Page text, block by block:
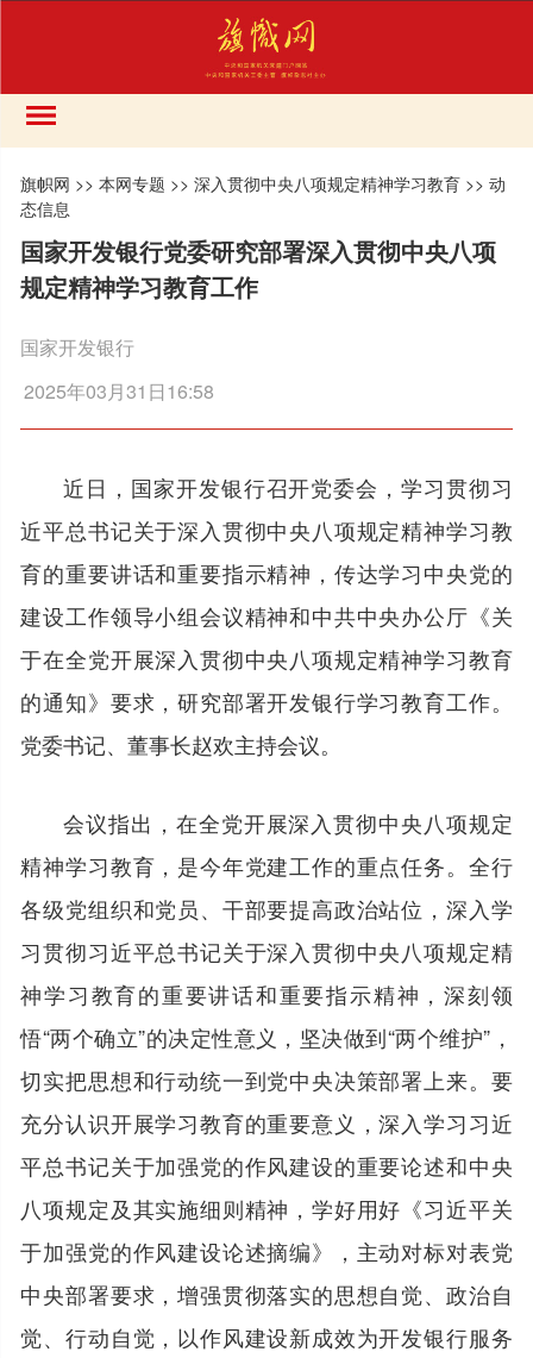
旗帜网 >>本网专题 >>深入贯彻中央八项规定精神学习教育 >>动
态信息
国家开发银行党委研究部署深入贯彻中央八项
规定精神学习教育工作
国家开发银行
2025年03月31日16:58
近日，国家开发银行召开党委会，学习贯彻习
近平总书记关于深入贯彻中央八项规定精神学习教
育的重要讲话和重要指示精神，传达学习中央党的
建设工作领导小组会议精神和中共中央办公厅《关
于在全党开展深入贯彻中央八项规定精神学习教育
的通知》要求，研究部署开发银行学习教育工作。
党委书记、董事长赵欢主持会议。
会议指出，在全党开展深入贯彻中央八项规定
精神学习教育，是今年党建工作的重点任务。全行
各级党组织和党员、干部要提高政治站位，深入学
习贯彻习近平总书记关于深入贯彻中央八项规定精
神学习教育的重要讲话和重要指示精神，深刻领
悟“两个确立”的决定性意义，坚决做到“两个维护”，
切实把思想和行动统一到党中央决策部署上来。要
充分认识开展学习教育的重要意义，深入学习习近
平总书记关于加强党的作风建设的重要论述和中央
八项规定及其实施细则精神，学好用好《习近平关
于加强党的作风建设论述摘编》，主动对标对表党
中央部署要求，增强贯彻落实的思想自觉、政治自
觉、行动自觉，以作风建设新成效为开发银行服务